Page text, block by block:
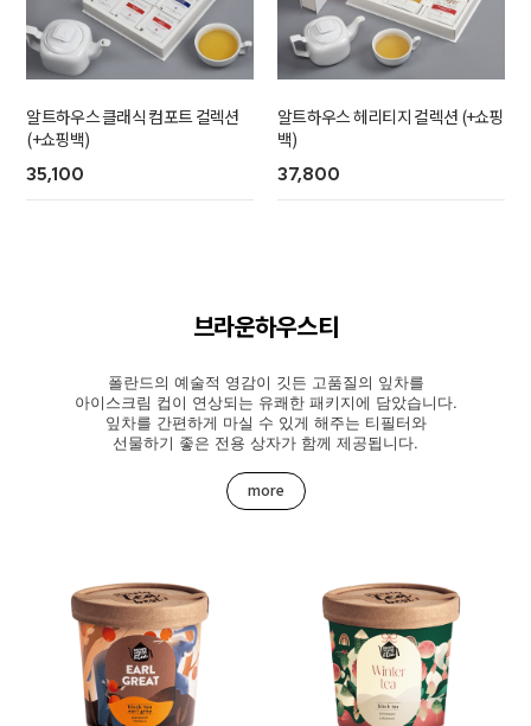
알트하우스 클래식 컴포트 컬렉션
(+쇼핑백)
35,100
알트하우스 헤리티지 컬렉션 (+쇼핑
백)
37,800
브라운하우스티
폴란드의 예술적 영감이 깃든 고품질의 잎차를
아이스크림 컵이 연상되는 유쾌한 패키지에 담았습니다.
잎차를 간편하게 마실 수 있게 해주는 티필터와
선물하기 좋은 전용 상자가 함께 제공됩니다.
more